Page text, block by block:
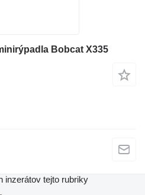
Bobcat X335
inzerátov tejto rubriky